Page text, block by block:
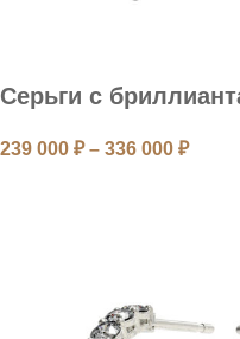
Серьги с
239 000 ₽ – 336 000 ₽